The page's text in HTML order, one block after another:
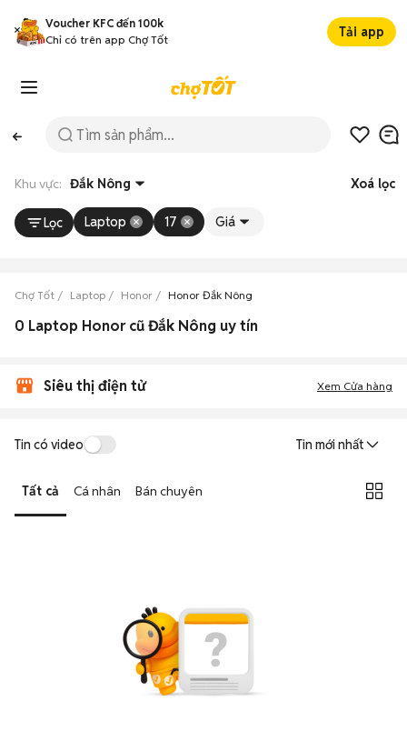
Voucher KFC đến 100k
Chỉ có trên app Chợ Tốt
Tải app
Khu vực: Đắk Nông Xoá lọc
Lọc Laptop 17 Giá
Chợ Tốt Laptop Honor Honor Đắk Nông
0 Laptop Honor cũ Đắk Nông uy tín
Siêu thị điện tử Xem Cửa hàng
Tin có video Tin mới nhất
Tất cả Cá nhân Bán chuyên